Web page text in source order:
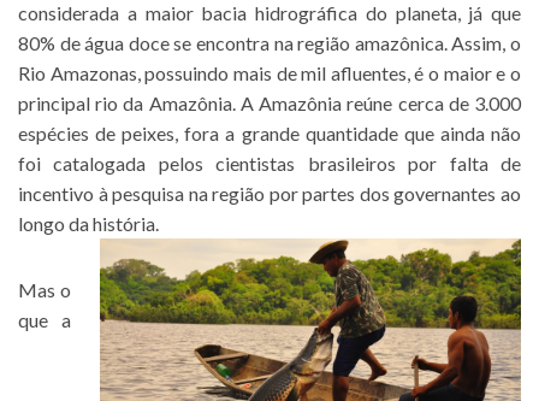
considerada a maior bacia hidrográfica do planeta, já que
80% de água doce se encontra na região amazônica. Assim, o
Rio Amazonas, possuindo mais de mil afluentes, é o maior e o
principal rio da Amazônia. A Amazônia reúne cerca de 3.000
espécies de peixes, fora a grande quantidade que ainda não
foi catalogada pelos cientistas brasileiros por falta de
incentivo à pesquisa na região por partes dos governantes ao
longo da história.
Mas o
que a